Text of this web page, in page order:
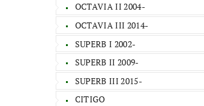
OCTAVIA II 2004-
OCTAVIA III 2014-
SUPERB I 2002-
SUPERB II 2009-
SUPERB III 2015-
CITIGO